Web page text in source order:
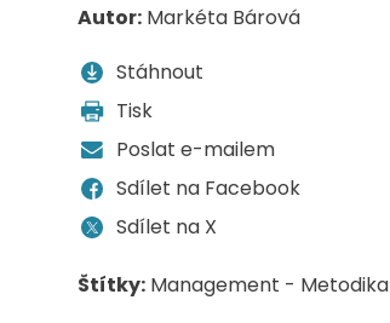
Autor: Markéta Bárová
Stáhnout
Tisk
Poslat e-mailem
Sdílet na Facebook
Sdílet na X
Štítky: Management - Metodika